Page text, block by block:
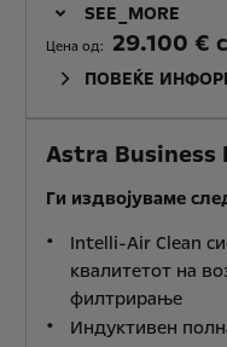
SEE_MORE
Цена од: 29.100 €
ПОВЕЌЕ
Astra Business
Ги издвојуваме
Intelli-Air Clean
квалитетот на
филтрирање
Индуктивен